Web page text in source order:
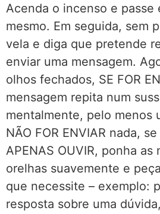
Acenda o incenso e passe
mesmo. Em seguida, sem
vela e diga que pretende
enviar uma mensagem.
olhos fechados, SE FOR
mensagem repita num
mentalmente, pelo menos
NÃO FOR ENVIAR nada,
APENAS OUVIR, ponha as
orelhas suavemente e
que necessite – exemplo:
resposta sobre uma